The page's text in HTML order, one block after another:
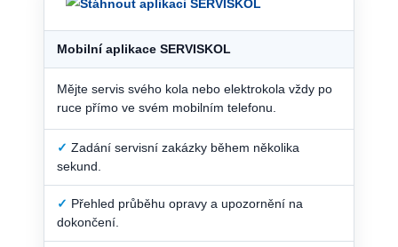
Mobilní aplikace SERVISKOL
Mějte servis svého kola nebo elektrokola vždy po
ruce přímo ve svém mobilním telefonu.
✓ Zadání servisní zakázky během několika
sekund.
✓ Přehled průběhu opravy a upozornění na
dokončení.